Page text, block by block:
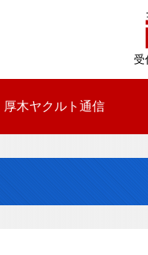
受
厚木ヤクルト通信